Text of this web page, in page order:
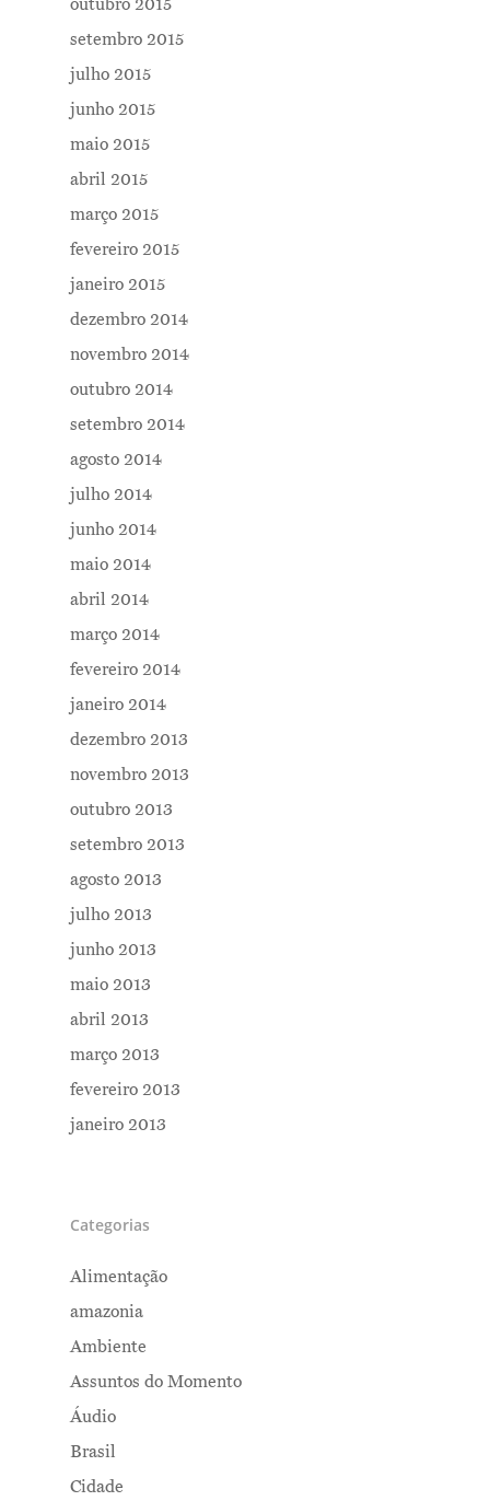
outubro 2015
setembro 2015
julho 2015
junho 2015
maio 2015
abril 2015
março 2015
fevereiro 2015
janeiro 2015
dezembro 2014
novembro 2014
outubro 2014
setembro 2014
agosto 2014
julho 2014
junho 2014
maio 2014
abril 2014
março 2014
fevereiro 2014
janeiro 2014
dezembro 2013
novembro 2013
outubro 2013
setembro 2013
agosto 2013
julho 2013
junho 2013
maio 2013
abril 2013
março 2013
fevereiro 2013
janeiro 2013
Categorias
Alimentação
amazonia
Ambiente
Assuntos do Momento
Áudio
Brasil
Cidade